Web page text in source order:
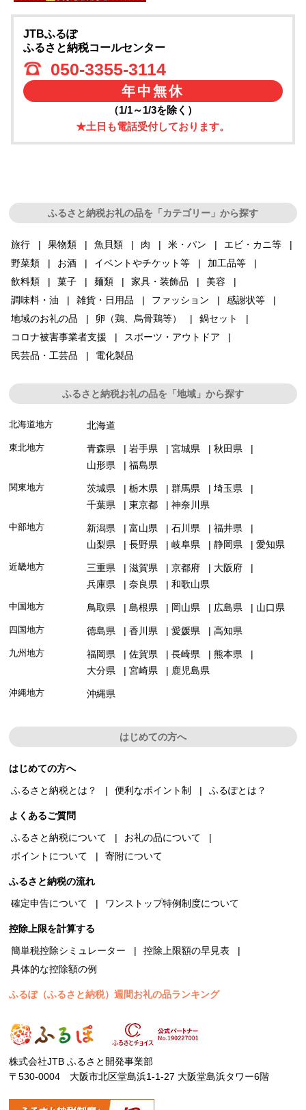
JTBふるぽ
ふるさと納税コールセンター
050-3355-3114
年中無休
（1/1～1/3を除く）
★土日も電話受付しております。
ふるさと納税お礼の品を「カテゴリー」から探す
旅行 果物類 魚貝類 肉 米・パン
エビ・カニ等
野菜類
お酒 イベントやチケット等
加工品等
飲料類
菓子 麺類 家具・装飾品
美容
調味料・油
雑貨・日用品 ファッション
感謝状等
地域のお礼の品
卵（鶏、烏骨鶏等）
鍋セット
コロナ被害事業者支援
スポーツ・アウトドア
民芸品・工芸品
電化製品
ふるさと納税お礼の品を「地域」から探す
北海道地方 北海道
東北地方 青森県 岩手県 宮城県
秋田県
山形県
福島県
関東地方 茨城県 栃木県 群馬県
埼玉県
千葉県
東京都 神奈川県
中部地方 新潟県 富山県 石川県
福井県
山梨県
長野県 岐阜県 静岡県 愛知県
近畿地方 三重県 滋賀県 京都府
大阪府
兵庫県
奈良県 和歌山県
中国地方 鳥取県 島根県 岡山県 広島県 山口県
四国地方 徳島県 香川県 愛媛県 高知県
九州地方 福岡県 佐賀県 長崎県
熊本県
大分県
宮崎県 鹿児島県
沖縄地方 沖縄県
はじめての方へ
はじめての方へ
ふるさと納税とは？
便利なポイント制 ふるぽとは？
よくあるご質問
ふるさと納税について
お礼の品について
ポイントについて
寄附について
ふるさと納税の流れ
確定申告について
ワンストップ特例制度について
控除上限を計算する
簡単税控除シミュレーター
控除上限額の早見表
具体的な控除額の例
ふるぽ（ふるさと納税）週間お礼の品ランキング
株式会社JTB ふるさと開発事業部
〒530-0004 大阪市北区堂島浜1-1-27 大阪堂島浜タワー6階